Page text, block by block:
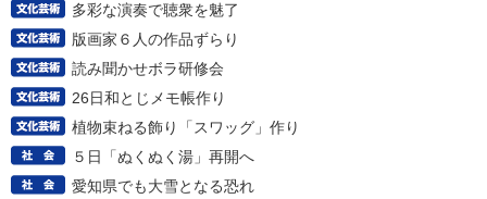
多彩な演奏で聴衆を魅了
版画家６人の作品ずらり
読み聞かせボラ研修会
26日和とじメモ帳作り
植物束ねる飾り「スワッグ」作り
５日「ぬくぬく湯」再開へ
愛知県でも大雪となる恐れ